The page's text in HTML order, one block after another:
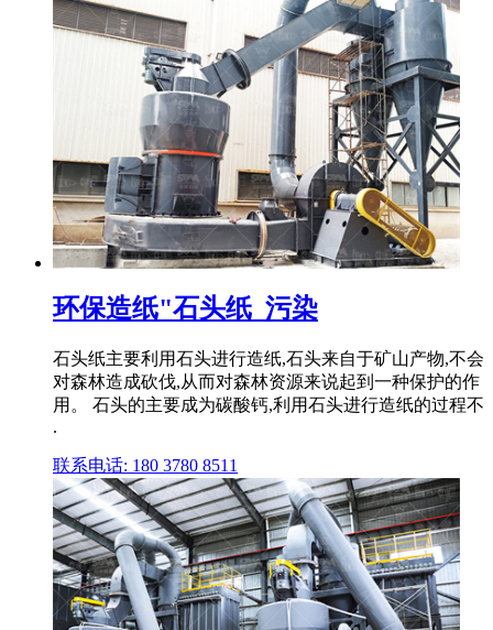
环保造纸"石头纸_污染
石头纸主要利用石头进行造纸,石头来自于矿山产物,不会
对森林造成砍伐,从而对森林资源来说起到一种保护的作
用。 石头的主要成为碳酸钙,利用石头进行造纸的过程不
.
联系电话: 180 3780 8511